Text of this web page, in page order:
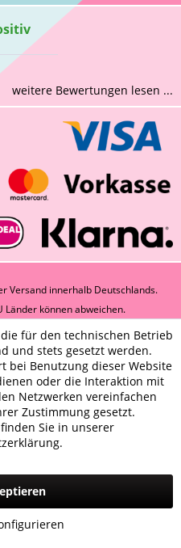
weitere Bewertungen lesen ...
Versand innerhalb Deutschlands.
Länder können abweichen.
für den technischen Betrieb
und stets gesetzt werden.
bei Benutzung dieser Website
oder die Interaktion mit
Netzwerken vereinfachen
Zustimmung gesetzt.
Sie in unserer